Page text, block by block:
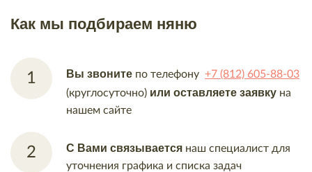
Как мы подбираем няню
Вы звоните по телефону +7 (812) 605-88-03
(круглосуточно) или оставляете заявку на
нашем сайте
С Вами связывается наш специалист для
уточнения графика и списка задач